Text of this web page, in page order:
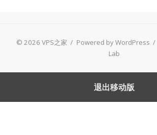
© 2026 VPS之家 / Powered by WordPress /
Lab
退出移动版